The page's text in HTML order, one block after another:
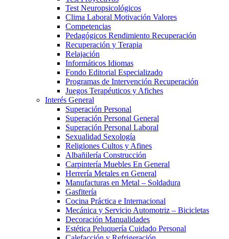
Test Neuropsicológicos
Clima Laboral Motivación Valores
Competencias
Pedagógicos Rendimiento Recuperación
Recuperación y Terapia
Relajación
Informáticos Idiomas
Fondo Editorial Especializado
Programas de Intervención Recuperación
Juegos Terapéuticos y Afiches
Interés General
Superación Personal
Superación Personal General
Superación Personal Laboral
Sexualidad Sexología
Religiones Cultos y Afines
Albañilería Construcción
Carpintería Muebles En General
Herrería Metales en General
Manufacturas en Metal – Soldadura
Gasfitería
Cocina Práctica e Internacional
Mecánica y Servicio Automotriz – Bicicletas
Decoración Manualidades
Estética Peluquería Cuidado Personal